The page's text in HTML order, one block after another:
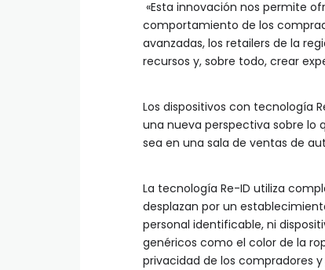
«Esta innovación nos permite
comportamiento de los
avanzadas, los retailers de la
recursos y, sobre todo, crear
Los dispositivos con tecnología
una nueva perspectiva sobre lo
sea en una sala de ventas de
La tecnología Re-ID utiliza
desplazan por un
personal identificable, ni
genéricos como el color de la
privacidad de los compradores